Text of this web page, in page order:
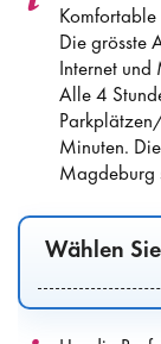
Die grösste
Internet und
Alle 4
Minuten.
Magdeburg
Wählen